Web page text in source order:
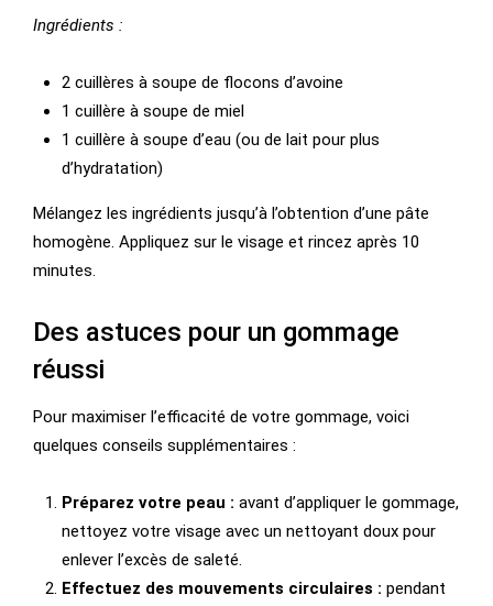
Ingrédients :
2 cuillères à soupe de flocons d’avoine
1 cuillère à soupe de miel
1 cuillère à soupe d’eau (ou de lait pour plus
d’hydratation)
Mélangez les ingrédients jusqu’à l’obtention d’une pâte
homogène. Appliquez sur le visage et rincez après 10
minutes.
Des astuces pour un gommage
réussi
Pour maximiser l’efficacité de votre gommage, voici
quelques conseils supplémentaires :
Préparez votre peau : avant d’appliquer le gommage,
nettoyez votre visage avec un nettoyant doux pour
enlever l’excès de saleté.
Effectuez des mouvements circulaires : pendant